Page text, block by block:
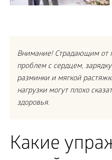
Внимание! Страдающим от
проблем с сердцем,
разминки и мягкой
нагрузки могут плохо
здоровья.
Какие